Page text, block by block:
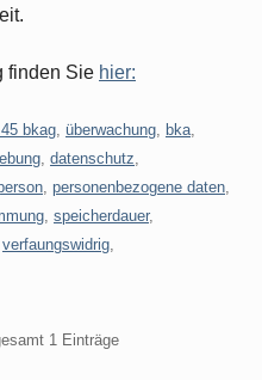
finden Sie hier:
bkag überwachung bka
datenschutz
personenbezogene daten
speicherdauer,
verfaungswidrig
1 Einträge